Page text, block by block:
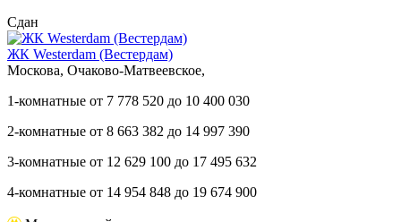
Сдан
ЖК Westerdam (Вестердам)
Москова, Очаково-Матвеевское,
1-комнатные от 7 778 520 до 10 400 030
2-комнатные от 8 663 382 до 14 997 390
3-комнатные от 12 629 100 до 17 495 632
4-комнатные от 14 954 848 до 19 674 900